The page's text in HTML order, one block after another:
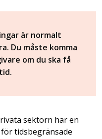
är normalt
Du måste komma
om du ska få
sektorn har en
tidsbegränsade